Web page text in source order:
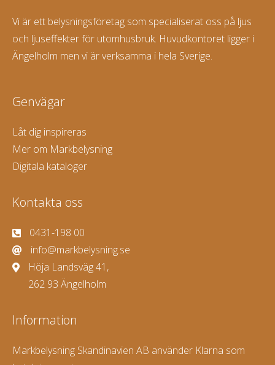
Vi är ett belysningsföretag som specialiserat oss på ljus
och ljuseffekter för utomhusbruk. Huvudkontoret ligger i
Ängelholm men vi är verksamma i hela Sverige.
Genvägar
Låt dig inspireras
Mer om Markbelysning
Digitala kataloger
Kontakta oss
0431-198 00
info@markbelysning.se
Höja Landsväg 41,
262 93 Ängelholm
Information
Markbelysning Skandinavien AB använder Klarna som